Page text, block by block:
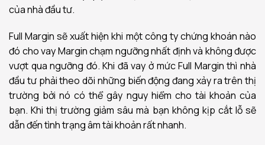
của nhà đầu tư.
Full Margin sẽ xuất hiện khi một công ty chứng khoán nào
đó cho vay Margin chạm ngưỡng nhất định và không được
vượt qua ngưỡng đó. Khi đã vay ở mức Full Margin thì nhà
đầu tư phải theo dõi những biến động đang xảy ra trên thị
trường bởi nó có thể gây nguy hiểm cho tài khoản của
bạn. Khi thị trường giảm sâu mà bạn không kịp cắt lỗ sẽ
dẫn đến tình trạng âm tài khoản rất nhanh.